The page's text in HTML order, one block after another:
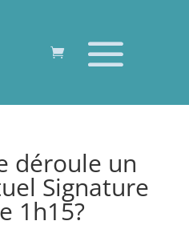
déroule un
Signature
1h15?